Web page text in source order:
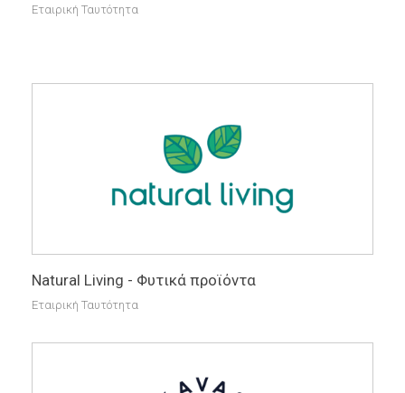
Εταιρική Ταυτότητα
Natural Living - Φυτικά προϊόντα
Εταιρική Ταυτότητα